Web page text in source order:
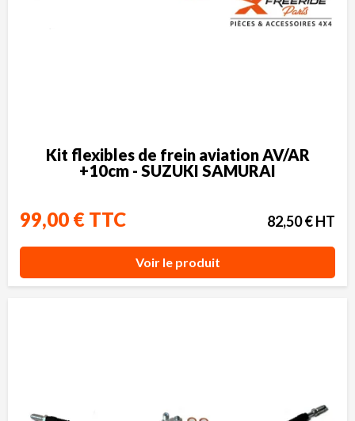
Kit flexibles de frein aviation AV/AR
+10cm - SUZUKI SAMURAI
99,00 € TTC 82,50 € HT
Voir le produit